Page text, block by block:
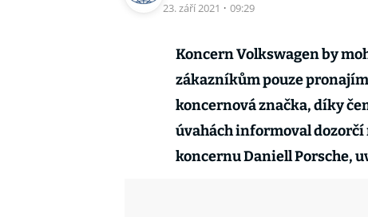
23. září 2021 · 09:29
Koncern Volkswagen by
zákazníkům pouze
koncernová značka, díky
úvahách informoval
koncernu Daniell Porsche,